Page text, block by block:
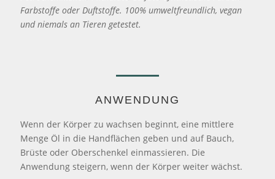
Farbstoffe oder Duftstoffe. 100% umweltfreundlich, vegan
und niemals an Tieren getestet.
ANWENDUNG
Wenn der Körper zu wachsen beginnt, eine mittlere
Menge Öl in die Handflächen geben und auf Bauch,
Brüste oder Oberschenkel einmassieren. Die
Anwendung steigern, wenn der Körper weiter wächst.